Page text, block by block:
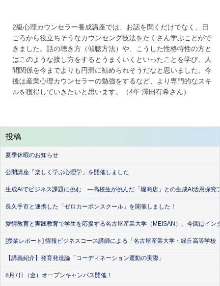
2級心理カウンセラー養成講座では、お話を聞くだけでなく、日
ごろから役立ちそうなカウンセング技法をたくさん学ぶことがで
きました。話の聴き方（傾聴方法）や、こうした性格特性の方と
はこのような接し方をするとうまくいくといったことを学び、人
間関係を今までよりも円滑に勧められそうだなと思いました。今
後は産業心理カウンセラーの勉強をするなど、より専門的なスキ
ルを獲得していきたいと思います。（4年 澤田有希さん）
投稿
夏季休暇のお知らせ
公開講座「楽しく学ぶ心理学」を開催しました
生成AIでビジネス課題に挑む ―高校生が挑んだ「堀商店」との生成AI活用探究
長久手市と連携した「ゼロカーボンスクール」を開催しました！
愛情教育と実践教育で学生を応援する名古屋産業大学（MEISAN）。今回はイ
[授業レポート] 情報ビジネスコース講師による「名古屋産業大学・緑丘高等学
【講義紹介】発育発達論「コーディネーション運動の実際」
8月7日（金）オープンキャンパス開催！